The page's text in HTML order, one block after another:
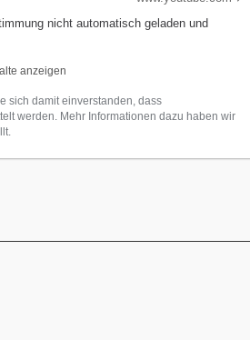
nicht automatisch geladen und
anzeigen
sich damit einverstanden, dass
werden. Mehr Informationen dazu haben wir